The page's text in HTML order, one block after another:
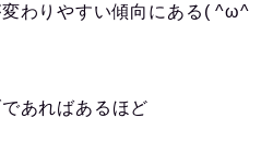
わりやすい傾向にある( ^ω^
あればあるほど